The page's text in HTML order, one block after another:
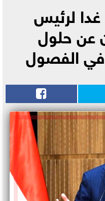
لرئيس
عن حلول
في الفصول